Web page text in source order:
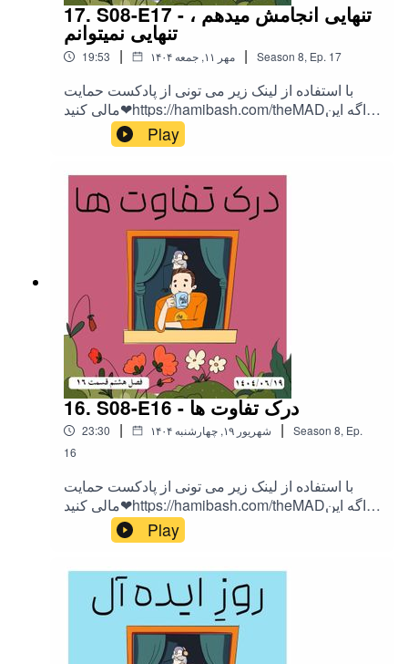
17. S08-E17 - تنهایی انجامش میدهم ،
تنهایی نمیتوانم
19:53 | ۱۴۰۴ مهر ۱۱, جمعه | Season 8, Ep. 17
با استفاده از لینک زیر می تونی از پادکست حمایت
مالی کنید❤https://hamibash.com/theMADاگه این
اپیزود رو دوست داشتین به اشتراک بزارید،
ها اینجاست
Play
16. S08-E16 - درک تفاوت ها
23:30 | ۱۴۰۴ شهریور ۱۹, چهارشنبه | Season 8, Ep.
16
با استفاده از لینک زیر می تونی از پادکست حمایت
مالی کنید❤https://hamibash.com/theMADاگه این
اپیزود رو دوست داشتین به اشتراک بزارید،
Play